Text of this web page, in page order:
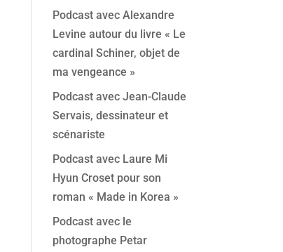
Podcast avec Alexandre
Levine autour du livre « Le
cardinal Schiner, objet de
ma vengeance »
Podcast avec Jean-Claude
Servais, dessinateur et
scénariste
Podcast avec Laure Mi
Hyun Croset pour son
roman « Made in Korea »
Podcast avec le
photographe Petar